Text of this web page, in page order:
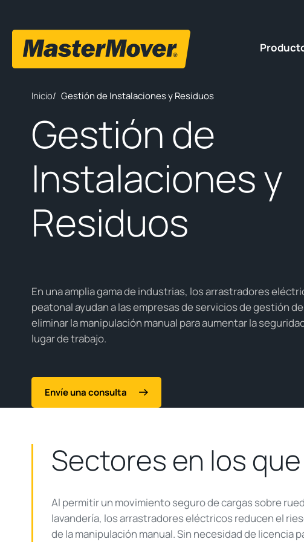
Inicio/ Gestión de Instalaciones y Residuos
Gestión de
Instalaciones y
Residuos
En una amplia gama de industrias, los arrastradores
peatonal ayudan a las empresas de servicios de gestión
eliminar la manipulación manual para aumentar la
lugar de trabajo.
Envíe una consulta
Sectores en los
Al permitir un movimiento seguro de cargas sobre
lavandería, los arrastradores eléctricos reducen el
de la manipulación manual. Sin necesidad de